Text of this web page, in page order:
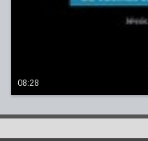
08:28